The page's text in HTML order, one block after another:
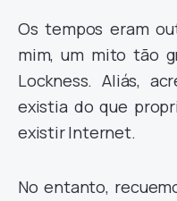
Os tempos eram
mim, um mito tão
Lockness. Aliás,
existia do que
existir Internet.
No entanto,